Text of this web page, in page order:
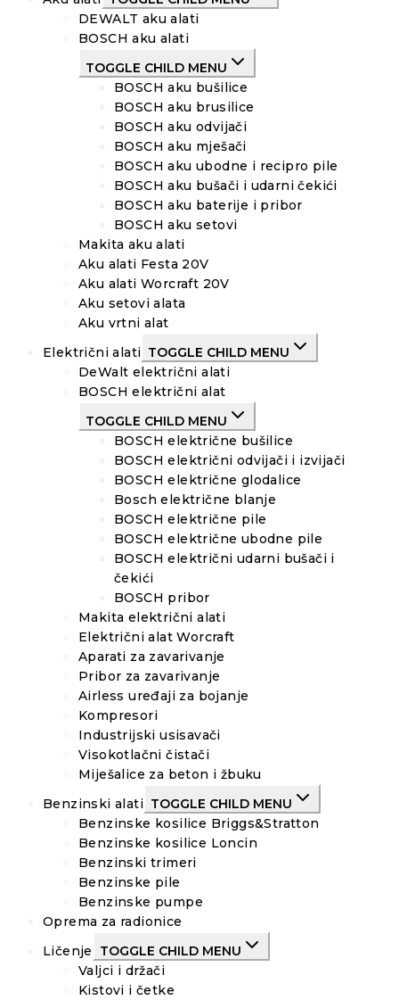
DEWALT aku alati
BOSCH aku alati
TOGGLE CHILD MENU
BOSCH aku bušilice
BOSCH aku brusilice
BOSCH aku odvijači
BOSCH aku mješači
BOSCH aku ubodne i recipro pile
BOSCH aku bušači i udarni čekići
BOSCH aku baterije i pribor
BOSCH aku setovi
Makita aku alati
Aku alati Festa 20V
Aku alati Worcraft 20V
Aku setovi alata
Aku vrtni alat
Električni alati TOGGLE CHILD MENU
DeWalt električni alati
BOSCH električni alat
TOGGLE CHILD MENU
BOSCH električne bušilice
BOSCH električni odvijači i izvijači
BOSCH električne glodalice
Bosch električne blanje
BOSCH električne pile
BOSCH električne ubodne pile
BOSCH električni udarni bušači i
čekići
BOSCH pribor
Makita električni alati
Električni alat Worcraft
Aparati za zavarivanje
Pribor za zavarivanje
Airless uređaji za bojanje
Kompresori
Industrijski usisavači
Visokotlačni čistači
Miješalice za beton i žbuku
Benzinski alati TOGGLE CHILD MENU
Benzinske kosilice Briggs&Stratton
Benzinske kosilice Loncin
Benzinski trimeri
Benzinske pile
Benzinske pumpe
Oprema za radionice
Ličenje
TOGGLE CHILD MENU
Valjci i držači
Kistovi i četke